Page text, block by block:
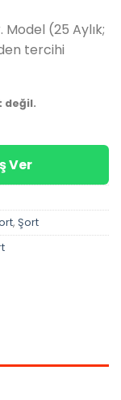
(25 Aylık;
tercihi
değil.
Ver
, Şort